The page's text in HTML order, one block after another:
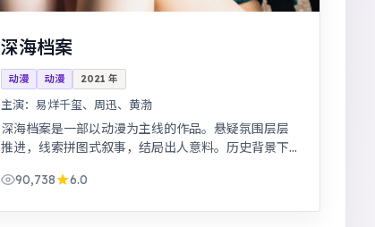
深海档案
动漫 动漫 2021 年
主演： 易烊千玺、周迅、黄渤
深海档案是一部以动漫为主线的作品。悬疑氛围层层
推进，线索拼图式叙事，结局出人意料。历史背景下
90,738
6.0